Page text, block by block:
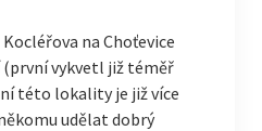
na Choťevice
(první vykvetl již téměř
této lokality je již více
udělat dobrý